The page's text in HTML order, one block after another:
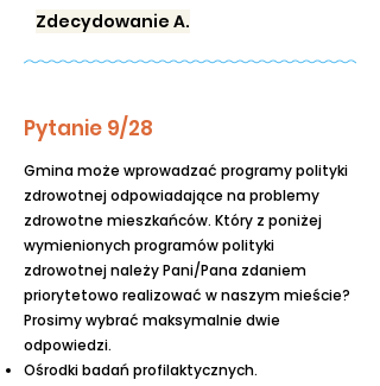
Zdecydowanie A.
Pytanie 9/28
Gmina może wprowadzać programy polityki
zdrowotnej odpowiadające na problemy
zdrowotne mieszkańców. Który z poniżej
wymienionych programów polityki
zdrowotnej należy Pani/Pana zdaniem
priorytetowo realizować w naszym mieście?
Prosimy wybrać maksymalnie dwie
odpowiedzi.
Ośrodki badań profilaktycznych.